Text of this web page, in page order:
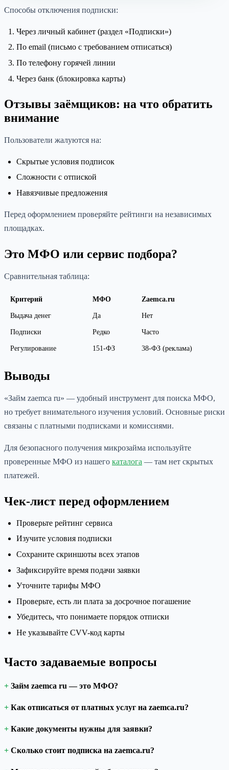
Способы отключения подписки:
Через личный кабинет (раздел «Подписки»)
По email (письмо с требованием отписаться)
По телефону горячей линии
Через банк (блокировка карты)
Отзывы заёмщиков: на что обратить
внимание
Пользователи жалуются на:
Скрытые условия подписок
Сложности с отпиской
Навязчивые предложения
Перед оформлением проверяйте рейтинги на независимых
площадках.
Это МФО или сервис подбора?
Сравнительная таблица:
Критерий МФО Zaemca.ru
Выдача денег Да Нет
Подписки Редко Часто
Регулирование 151-ФЗ 38-ФЗ (реклама)
Выводы
«Займ zaemca ru» — удобный инструмент для поиска МФО,
но требует внимательного изучения условий. Основные риски
связаны с платными подписками и комиссиями.
Для безопасного получения микрозайма используйте
проверенные МФО из нашего каталога — там нет скрытых
платежей.
Чек-лист перед оформлением
Проверьте рейтинг сервиса
Изучите условия подписки
Сохраните скриншоты всех этапов
Зафиксируйте время подачи заявки
Уточните тарифы МФО
Проверьте, есть ли плата за досрочное погашение
Убедитесь, что понимаете порядок отписки
Не указывайте CVV-код карты
Часто задаваемые вопросы
Займ zaemca ru — это МФО?
Как отписаться от платных услуг на zaemca.ru?
Какие документы нужны для заявки?
Сколько стоит подписка на zaemca.ru?